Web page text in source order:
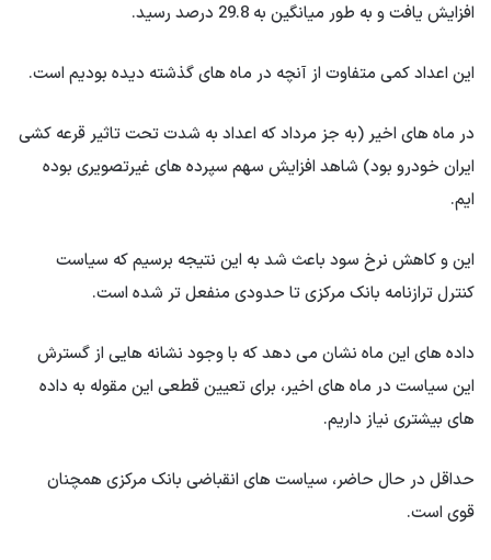
افزایش یافت و به طور میانگین به 29.8 درصد رسید.
این اعداد کمی متفاوت از آنچه در ماه های گذشته دیده بودیم است.
در ماه های اخیر (به جز مرداد که اعداد به شدت تحت تاثیر قرعه کشی
ایران خودرو بود) شاهد افزایش سهم سپرده های غیرتصویری بوده
ایم.
این و کاهش نرخ سود باعث شد به این نتیجه برسیم که سیاست
کنترل ترازنامه بانک مرکزی تا حدودی منفعل تر شده است.
داده های این ماه نشان می دهد که با وجود نشانه هایی از گسترش
این سیاست در ماه های اخیر، برای تعیین قطعی این مقوله به داده
های بیشتری نیاز داریم.
حداقل در حال حاضر، سیاست های انقباضی بانک مرکزی همچنان
قوی است.